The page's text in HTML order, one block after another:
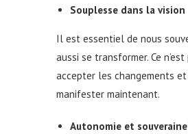
Souplesse dans la vision
Il est essentiel de nous
aussi se transformer. Ce
accepter les changements
manifester maintenant.
Autonomie et